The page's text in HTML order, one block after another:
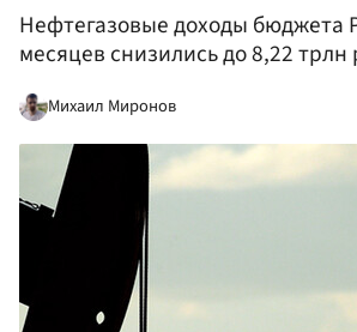
Нефтегазовые доходы бюджета
месяцев снизились до 8,22 трлн
Михаил Миронов